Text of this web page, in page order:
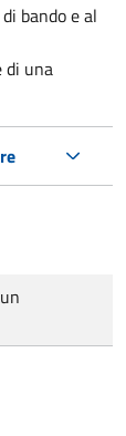
bando e al
di una